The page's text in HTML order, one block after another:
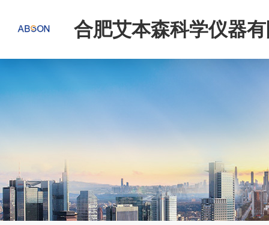
合肥艾本森科学仪器